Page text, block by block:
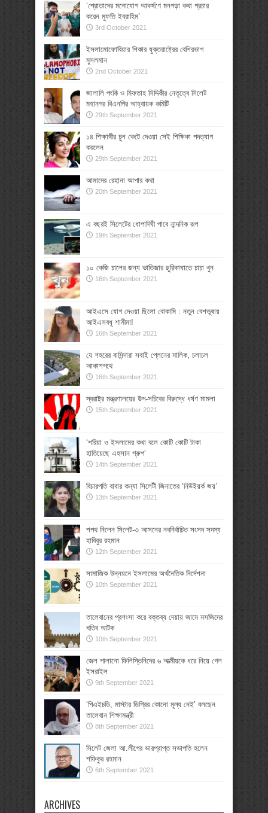
‘শ্রোতাদের মনোযোগ আকর্ষণে মনগড়া কথা প্রচার
করেন মুফতি ইব্রাহিম’
3rd October 2021
ইসলামোফোবিয়ার শিকার যুক্তরাষ্ট্রের বেশিরভাগ
মুসলমান
2nd October 2021
জালালি পংকি ও মিফতাহ সিদ্দিকীর নেতৃত্বে সিলেট
মহানগর বিএনপির আহ্বায়ক কমিটি
29th September 2021
১৪ শিক্ষার্থীর চুল কেটে দেওয়া সেই শিক্ষিকা পদত্যাগ
করলেন
29th September 2021
আমাদের রেহানা আপার কথা
20th September 2021
এ বছরই সিলেটের ধোপাদিঘী পাবে নান্দনিক রূপ
19th September 2021
১০ কেজি চালের জন্য ভাতিজার ছুরিকাঘাতে চাচা খুন
16th September 2021
আইএসে যোগ দেওয়া ছিলো বোকামি : নতুন বেশভূষায়
আইএসবধূ শামীমা!
16th September 2021
যে শহরের বাসিন্দারা সবাই প্লেনের মালিক, চলাচল
আকাশপথে
16th September 2021
স্বরাষ্ট্র মন্ত্রণালয়ের উপ-সচিবের বিরুদ্ধে ধর্ষণ মামলা
15th September 2021
‘শরিয়া ও ইসলামের কথা বলে কোটি কোটি টাকা
হাতিয়েছে এহসান গ্রুপ’
14th September 2021
বিচারপতি বাবার কন্যা সিলেটী জিনাতের ‘নিউইয়র্ক জয়’
13th September 2021
শপথ নিলেন সিলেট-৩ আসনের নবনির্বাচিত সংসদ সদস্য
হাবিবুর রহমান
12th September 2021
সামাজিক উন্নয়নে ইসলামের অর্থনৈতিক নির্দেশনা
10th September 2021
তালেবানের প্রশংসা করে বক্তব্য দেয়ায় জামে মসজিদের
খতিব আটক
10th September 2021
জেল পালানো ফিলিস্তিনিদের ৬ আত্মীয়কে ধরে নিয়ে গেল
ইসরাইল
9th September 2021
‘পিএইচডি, মাস্টার ডিগ্রির কোনো মূল্য নেই’ বলছেন
তালেবান শিক্ষামন্ত্রী
8th September 2021
সিলেট জেলা আ.লীগের ভারপ্রাপ্ত সভাপতি হলেন
শফিকুর রহমান
6th September 2021
ARCHIVES